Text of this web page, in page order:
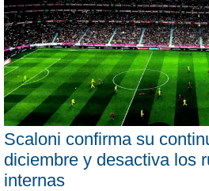
Scaloni confirma su
diciembre y desactiva los
internas